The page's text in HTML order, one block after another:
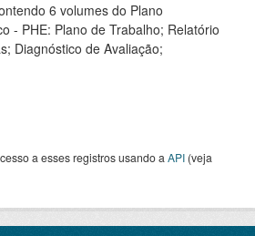
6 volumes do Plano
- PHE: Plano de Trabalho; Relatório
Diagnóstico de Avaliação;
a esses registros usando a API (veja